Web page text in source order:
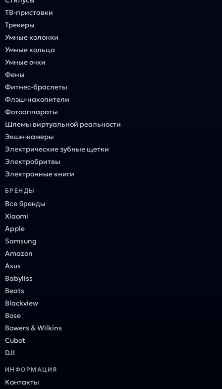
ТВ-приставки
Трекеры
Умные колонки
Умные кольца
Умные очки
Фены
Фитнес-браслеты
Флэш-накопители
Фотоаппараты
Шлемы виртуальной реальности
Экшн-камеры
Электрические зубные щетки
Электробритвы
Электронные книги
БРЕНДЫ
Все бренды
Xiaomi
Apple
Samsung
Amazon
Asus
Babyliss
Beats
Blackview
Bose
Bowers & Wilkins
Cubot
DJI
ИНФОРМАЦИЯ
Контакты